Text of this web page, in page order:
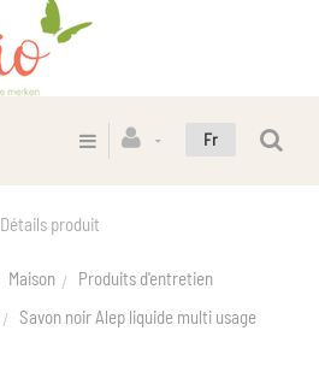
Fr
Détails produit
Maison
Produits d'entretien
Savon noir Alep liquide multi usage